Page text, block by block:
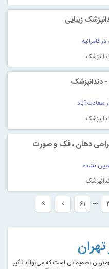
زیبایی
کامرانیه
دندانپزشک
سعادت آباد
دهان ، فک و صورت
نشده
۶۱
تصمیماتی است که می‌تواند تأثیر